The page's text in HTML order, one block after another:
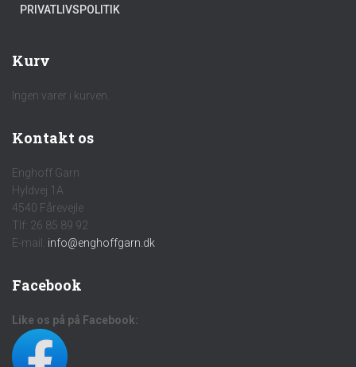
PRIVATLIVSPOLITIK
Kurv
Ingen varer i kurven.
Kontakt os
Enghoff Garn
Hyldvej 1A
4540 Fårevejle
Tlf: 26 85 89 92
E-mail: info@enghoffgarn.dk
Facebook
Like os på på Facebook: